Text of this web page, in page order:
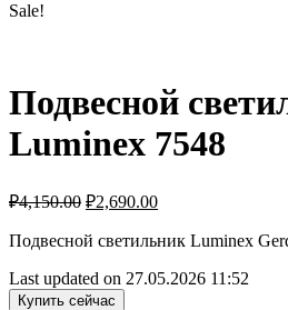
Sale!
Подвесной
Luminex 7548
₽4,150.00 ₽2,690.00
Подвесной светильник Luminex
Last updated on 27.05.2026 11:52
Купить сейчас